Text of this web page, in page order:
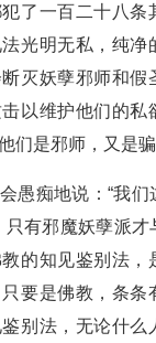
了一百二十八条
光明无私，纯净
灭妖孽邪师和假
以维护他们的私
们是邪师，又是骗
愚痴地说：“我们
只有邪魔妖孽派才
的知见鉴别法，
要是佛教，条条
别法，无论什么